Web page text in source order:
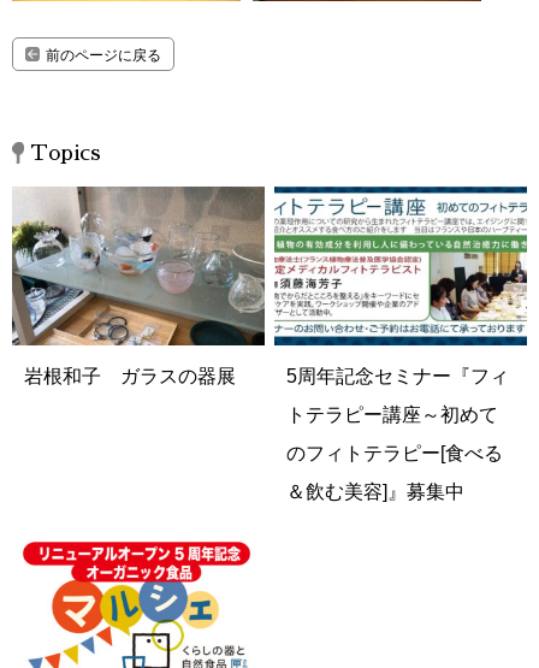
前のページに戻る
Topics
岩根和子 ガラスの器展
5周年記念セミナー『フィ
トテラピー講座～初めて
のフィトテラピー[食べる
＆飲む美容]』募集中